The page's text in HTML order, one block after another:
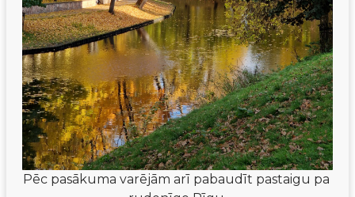
Pēc pasākuma varējām arī pabaudīt pastaigu pa